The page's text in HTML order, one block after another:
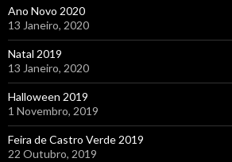
Ano Novo 2020
13 Janeiro, 2020
Natal 2019
13 Janeiro, 2020
Halloween 2019
1 Novembro, 2019
Feira de Castro Verde 2019
22 Outubro, 2019